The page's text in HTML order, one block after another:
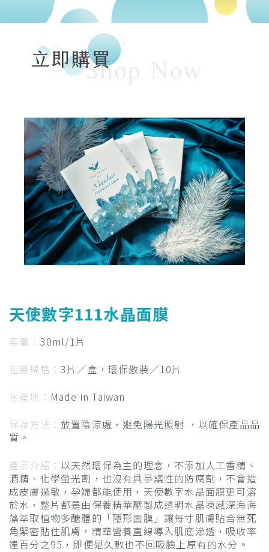
天使數字111水晶面膜
容 量： 30ml/1片
包裝規格： 3片 ／盒，環保散裝／10片
生產地： Made in Taiwan
保存方法： 放置陰涼處，避免陽光照射 ，以確保產品品
質。
產品介紹： 以天然環保為主的理念，不添加人工香精、
酒精、化學螢光劑，也沒有具爭議性的防腐劑，不會造
成皮膚過敏，孕婦都能使用，天使數字水晶面膜更可溶
於水，整片都是由保養精華壓製成透明水晶凍感深海海
藻萃取植物多醣體的「隱形面膜」讓每寸肌膚貼合無死
角緊密貼住肌膚，精華營養直線導入肌底滲透，吸收率
達百分之95，即便是久敷也不回吸臉上原有的水分。